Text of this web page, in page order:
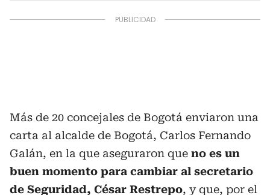
Más de 20 concejales de Bogotá enviaron una
carta al alcalde de Bogotá, Carlos Fernando
Galán, en la que aseguraron que no es un
buen momento para cambiar al secretario
de Seguridad, César Restrepo, y que, por el